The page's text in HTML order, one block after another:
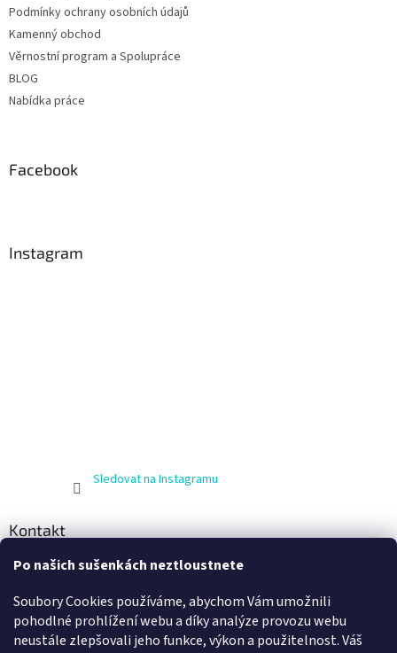
Po našich sušenkách neztloustnete
Soubory Cookies používáme, abychom Vám umožnili
pohodlné prohlížení webu a díky analýze provozu webu
neustále zlepšovali jeho funkce, výkon a použitelnost. Váš
Podmínky ochrany osobních údajů
Kamenný obchod
Věrnostní program a Spolupráce
BLOG
Nabídka práce
Facebook
Instagram
Sledovat na Instagramu
Kontakt
info@zijnaboso.cz
Vivobarefoot Hradec Králové
vivobarefoot_hk